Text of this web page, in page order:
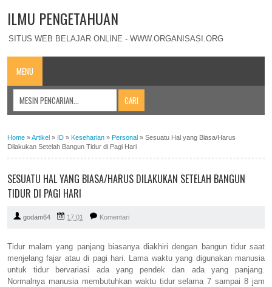
ILMU PENGETAHUAN
SITUS WEB BELAJAR ONLINE - WWW.ORGANISASI.ORG
MENU
Home »Artikel » ID » Keseharian » Personal » Sesuatu Hal yang Biasa/Harus
Dilakukan Setelah Bangun Tidur di Pagi Hari
SESUATU HAL YANG BIASA/HARUS DILAKUKAN SETELAH BANGUN
TIDUR DI PAGI HARI
godam64 17:01 Komentari
Tidur malam yang panjang biasanya diakhiri dengan bangun tidur saat
menjelang fajar atau di pagi hari. Lama waktu yang digunakan manusia
untuk tidur bervariasi ada yang pendek dan ada yang panjang.
Normalnya manusia membutuhkan waktu tidur selama 7 sampai 8 jam